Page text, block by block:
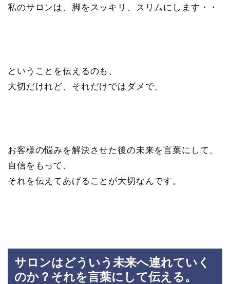
私のサロンは、脚をスッキリ、スリムにします・・
ということを伝えるのも、
大切だけれど、それだけではダメで、
お客様の悩みを解決させた後の未来を言葉にして、
自信をもって、
それを伝えてあげることが大切なんです。
サロンはどういう未来へ連れていく
のか？それを言葉にして伝える。